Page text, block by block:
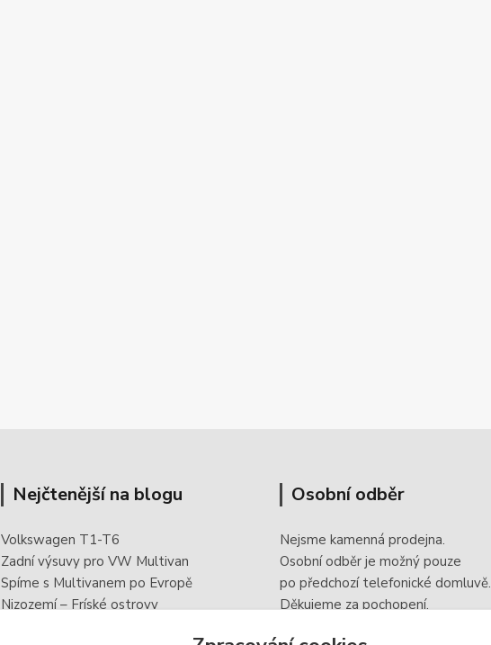
Nejčtenější na blogu
Volkswagen T1-T6
Zadní výsuvy pro VW Multivan
Spíme s Multivanem po Evropě
Nizozemí – Fríské ostrovy
Osobní odběr
Nejsme kamenná prodejna.
Osobní odběr je možný pouze
po předchozí telefonické domluvě.
Děkujeme za pochopení.